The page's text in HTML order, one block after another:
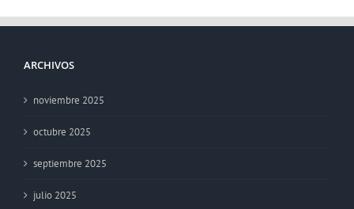
ARCHIVOS
noviembre 2025
octubre 2025
septiembre 2025
julio 2025